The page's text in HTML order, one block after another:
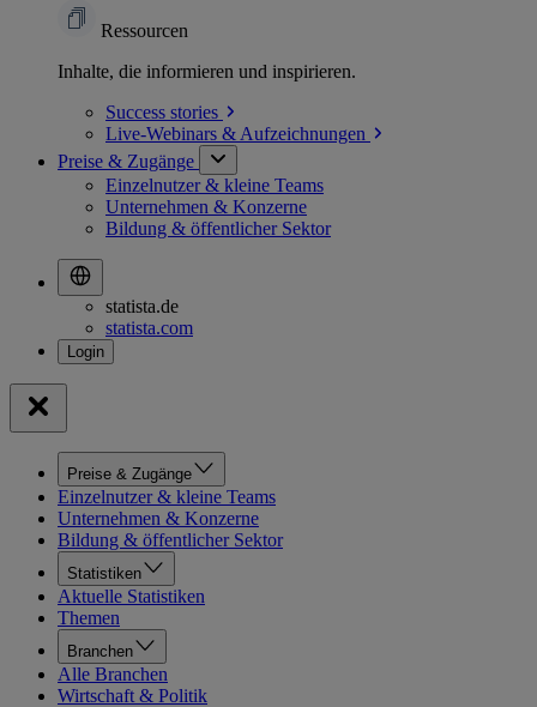
Ressourcen
Inhalte, die informieren und inspirieren.
Success stories
Live-Webinars & Aufzeichnungen
Preise & Zugänge
Einzelnutzer & kleine Teams
Unternehmen & Konzerne
Bildung & öffentlicher Sektor
statista.de
statista.com
Preise & Zugänge
Einzelnutzer & kleine Teams
Unternehmen & Konzerne
Bildung & öffentlicher Sektor
Statistiken
Aktuelle Statistiken
Themen
Branchen
Alle Branchen
Wirtschaft & Politik